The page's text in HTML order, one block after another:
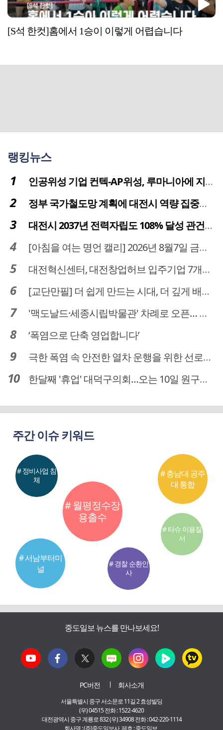
[S석 한컷]홈에서 1승이 이렇게 어렵습니다
랭킹뉴스
인공위성 기업 컨텍-AP위성, 루마니아에 지상국 시스템 전수
정부 국가철도망 계획에 대전시 역량 집중해야
대전시 2037년 전력자립도 108% 달성 관건은 '주민 수용성'
[아침을 여는 명언 캘리] 2026년 8월7일 금요일
대전혁신센터, 대전창업허브 입주기업 7개사 모집
[교단만필] 더 쉽게 만드는 시대, 더 깊게 배우는 교육
'맥도날드·세종시립박물관' 차례로 오픈… 고운동 정주여건 좋아진다
‘폭염으로 단축 영업합니다’
극한 폭염 속 안전한 열차 운행을 위한 선로관리
한달째 '휴업' 대덕구의회…오는 10일 원구성 다시 돌입
주간 이슈 키워드
# 월평정수장
용출수
# 서남부터미
널
# 충남대 공주
대 통합
# 정비사업 침
체
# 경찰 순환인
사
# 타슈 이용질
서
중도일보 뉴스를 만나보세요!
PC버전 회사소개
서울특별시 중구 서소문로 11길 2 효성빌딩
(우) 04515 전화 : 1522-4620
대전광역시 중구 계룡로 832 (우) 34908 전화 : 042-220-1114